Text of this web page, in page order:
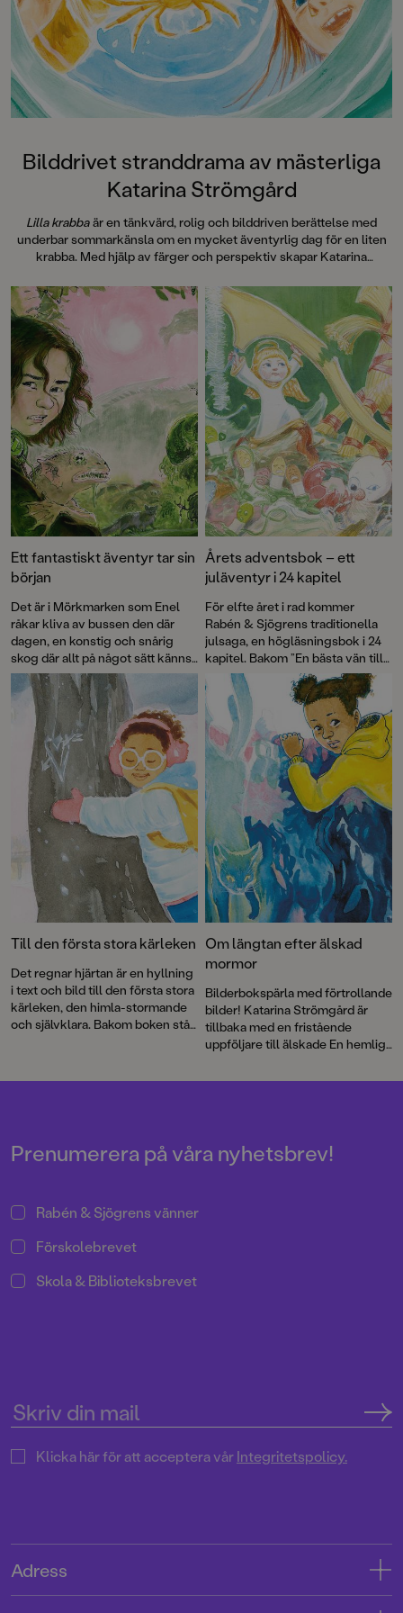
Bilddrivet stranddrama av mästerliga
Katarina Strömgård
Lilla krabbaär en tänkvärd, rolig och bilddriven berättelse med
underbar sommarkänsla om en mycket äventyrlig dag för en liten
krabba. Med hjälp av färger och perspektiv skapar Katarina
sommar.
Ett fantastiskt äventyr tar sin
början
Det är i Mörkmarken som Enel
råkar kliva av bussen den där
dagen, en konstig och snårig
skog där allt på något sätt känns
lite fel. Där finns taggiga buskar
som verkar röra sig, underliga
fåglar och en sexbent katt. Och
så paddvätten – den slemmiga,
morrande varelsen som Enel
måste rädda.
Paddvättens skogär
första delen i Mörkmarken, en
antagligen helt sann berättelse
av den prisbelönta duon Ylva
Karlsson och Katarina
Strömgård.
Årets adventsbok – ett
juläventyr i 24 kapitel
För elfte året i rad kommer
Rabén & Sjögrens traditionella
julsaga, en högläsningsbok i 24
kapitel. Bakom ”En bästa vän till
jul” står författaren Ylva Karlsson
och illustratören Katarina
Strömgård – två
Augustprisvinnare i ett magiskt
fint samarbete. Resultatet är en
saga om sönderälskade
julgransprydnader.
Till den första stora kärleken
Det regnar hjärtan är en hyllning
i text och bild till den första stora
kärleken, den himla-stormande
och självklara. Bakom boken står
Om längtan efter älskad
mormor
Bilderbokspärla med förtrollande
bilder! Katarina Strömgård är
tillbaka med en fristående
uppföljare till älskade En hemlig
om att inte få hälsa på sin sjuka
Prenumerera på våra nyhetsbrev!
Rabén & Sjögrens vänner
Förskolebrevet
Skola & Biblioteksbrevet
Klicka här för att acceptera vårIntegritetspolicy.
Adress